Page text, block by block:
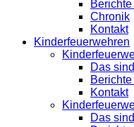
Chronik
Kontakt
Kinderfeuerwehren
Das
Kontakt
Das